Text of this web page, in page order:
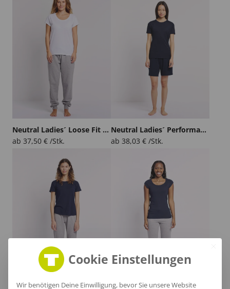
Neutral Ladies´ Loose Fit T-Shirt
ab 37,50 € /Stk.
Neutral Ladies´ Performance T-Shirt
ab 38,03 € /Stk.
Cookie Einstellungen
Wir benötigen Deine Einwilligung, bevor Sie unsere Website